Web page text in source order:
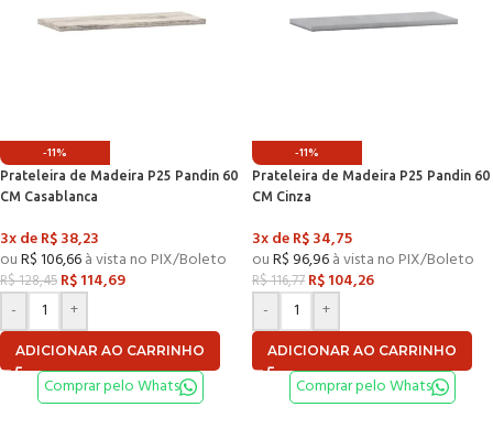
-11%
Prateleira de Madeira P25 Pandin 60
CM Casablanca
3x deR$38,23
ouR$106,66à vista no PIX/Boleto
R$128,45 R$114,69
-
+
ADICIONAR AO CARRINHO
Comprar pelo Whats
-11%
Prateleira de Madeira P25 Pandin 60
CM Cinza
3x deR$34,75
ouR$ 96,96à vista no PIX/Boleto
R$116,77 R$104,26
-
+
ADICIONAR AO CARRINHO
Comprar pelo Whats